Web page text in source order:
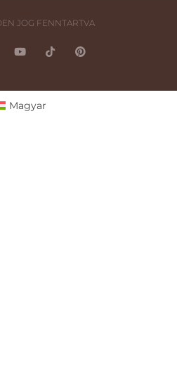
JOG FENNTARTVA
Magyar